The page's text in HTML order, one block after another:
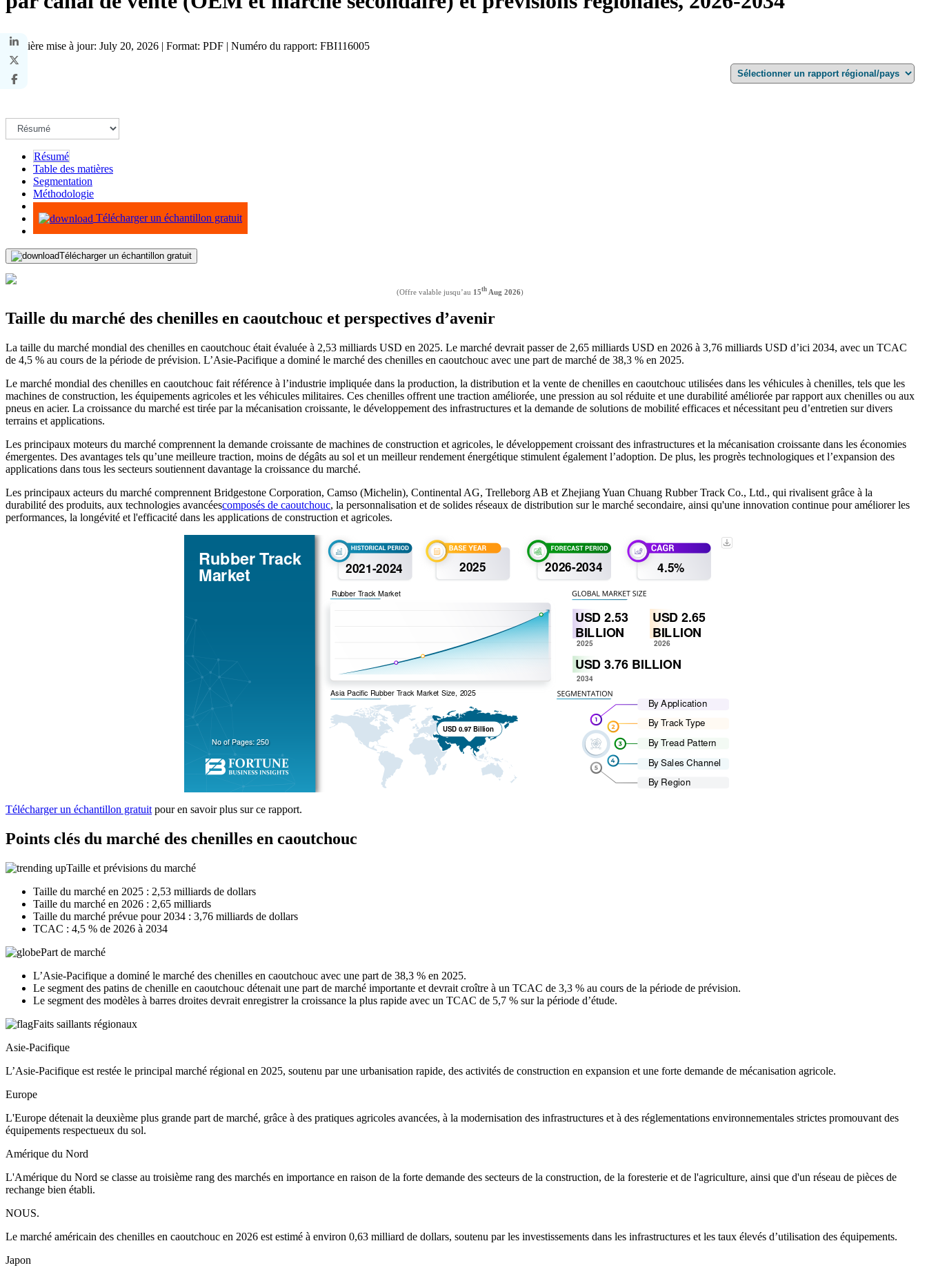
Dernière mise à jour: July 20, 2026 | Format: PDF | Numéro du rapport: FBI116005
Résumé
Table des matières
Segmentation
Méthodologie
Infographie
Télécharger un échantillon gratuit
Télécharger un échantillon gratuit
(Offre valable jusqu’au 15th Aug 2026)
Taille du marché des chenilles en caoutchouc et perspectives d’avenir
La taille du marché mondial des chenilles en caoutchouc était évaluée à 2,53 milliards USD en 2025. Le marché devrait passer de 2,65 milliards USD en 2026 à 3,76 milliards USD d’ici 2034, avec un TCAC
de 4,5 % au cours de la période de prévision. L’Asie-Pacifique a dominé le marché des chenilles en caoutchouc avec une part de marché de 38,3 % en 2025.
Le marché mondial des chenilles en caoutchouc fait référence à l’industrie impliquée dans la production, la distribution et la vente de chenilles en caoutchouc utilisées dans les véhicules à chenilles, tels que les
machines de construction, les équipements agricoles et les véhicules militaires. Ces chenilles offrent une traction améliorée, une pression au sol réduite et une durabilité améliorée par rapport aux chenilles ou aux
pneus en acier. La croissance du marché est tirée par la mécanisation croissante, le développement des infrastructures et la demande de solutions de mobilité efficaces et nécessitant peu d’entretien sur divers
terrains et applications.
Les principaux moteurs du marché comprennent la demande croissante de machines de construction et agricoles, le développement croissant des infrastructures et la mécanisation croissante dans les économies
émergentes. Des avantages tels qu’une meilleure traction, moins de dégâts au sol et un meilleur rendement énergétique stimulent également l’adoption. De plus, les progrès technologiques et l’expansion des
applications dans tous les secteurs soutiennent davantage la croissance du marché.
Les principaux acteurs du marché comprennent Bridgestone Corporation, Camso (Michelin), Continental AG, Trelleborg AB et Zhejiang Yuan Chuang Rubber Track Co., Ltd., qui rivalisent grâce à la
durabilité des produits, aux technologies avancéescomposés de caoutchouc, la personnalisation et de solides réseaux de distribution sur le marché secondaire, ainsi qu'une innovation continue pour améliorer les
performances, la longévité et l'efficacité dans les applications de construction et agricoles.
Télécharger un échantillon gratuit pour en savoir plus sur ce rapport.
Points clés du marché des chenilles en caoutchouc
Taille et prévisions du marché
Taille du marché en 2025 : 2,53 milliards de dollars
Taille du marché en 2026 : 2,65 milliards
Taille du marché prévue pour 2034 : 3,76 milliards de dollars
TCAC : 4,5 % de 2026 à 2034
Part de marché
L’Asie-Pacifique a dominé le marché des chenilles en caoutchouc avec une part de 38,3 % en 2025.
Le segment des patins de chenille en caoutchouc détenait une part de marché importante et devrait croître à un TCAC de 3,3 % au cours de la période de prévision.
Le segment des modèles à barres droites devrait enregistrer la croissance la plus rapide avec un TCAC de 5,7 % sur la période d’étude.
Faits saillants régionaux
Asie-Pacifique
L’Asie-Pacifique est restée le principal marché régional en 2025, soutenu par une urbanisation rapide, des activités de construction en expansion et une forte demande de mécanisation agricole.
Europe
L'Europe détenait la deuxième plus grande part de marché, grâce à des pratiques agricoles avancées, à la modernisation des infrastructures et à des réglementations environnementales strictes promouvant des
équipements respectueux du sol.
Amérique du Nord
L'Amérique du Nord se classe au troisième rang des marchés en importance en raison de la forte demande des secteurs de la construction, de la foresterie et de l'agriculture, ainsi que d'un réseau de pièces de
rechange bien établi.
NOUS.
Le marché américain des chenilles en caoutchouc en 2026 est estimé à environ 0,63 milliard de dollars, soutenu par les investissements dans les infrastructures et les taux élevés d’utilisation des équipements.
Japon